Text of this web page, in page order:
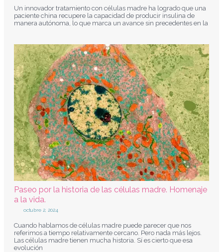
Un innovador tratamiento con células madre ha logrado que una
paciente china recupere la capacidad de producir insulina de
manera autónoma, lo que marca un avance sin precedentes en la
Paseo por la historia de las células madre. Homenaje
a la vida.
octubre 2, 2024
Cuando hablamos de células madre puede parecer que nos
referimos a tiempo relativamente cercano. Pero nada más lejos.
Las células madre tienen mucha historia. Sí es cierto que esa
evolución